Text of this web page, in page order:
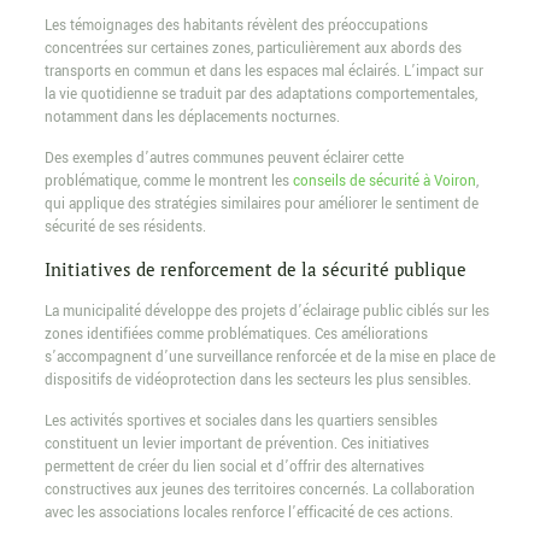
Les témoignages des habitants révèlent des préoccupations
concentrées sur certaines zones, particulièrement aux abords des
transports en commun et dans les espaces mal éclairés. L’impact sur
la vie quotidienne se traduit par des adaptations comportementales,
notamment dans les déplacements nocturnes.
Des exemples d’autres communes peuvent éclairer cette
problématique, comme le montrent lesconseils de sécurité à Voiron,
qui applique des stratégies similaires pour améliorer le sentiment de
sécurité de ses résidents.
Initiatives de renforcement de la sécurité publique
La municipalité développe des projets d’éclairage public ciblés sur les
zones identifiées comme problématiques. Ces améliorations
s’accompagnent d’une surveillance renforcée et de la mise en place de
dispositifs de vidéoprotection dans les secteurs les plus sensibles.
Les activités sportives et sociales dans les quartiers sensibles
constituent un levier important de prévention. Ces initiatives
permettent de créer du lien social et d’offrir des alternatives
constructives aux jeunes des territoires concernés. La collaboration
avec les associations locales renforce l’efficacité de ces actions.